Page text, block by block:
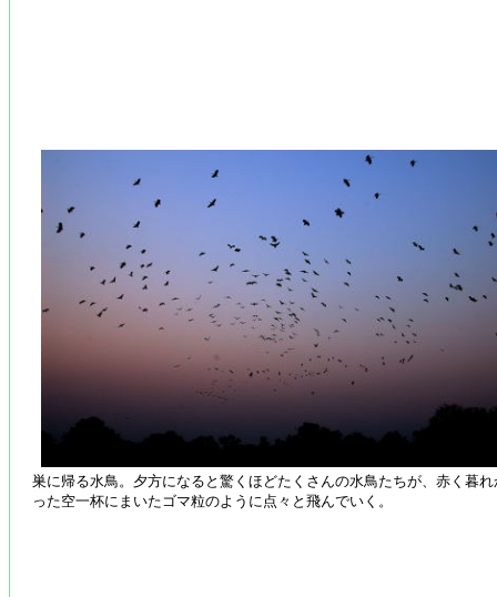
巣に帰る水鳥。夕方になると驚くほどたくさんの水鳥たちが、赤く暮れ
った空一杯にまいたゴマ粒のように点々と飛んでいく。